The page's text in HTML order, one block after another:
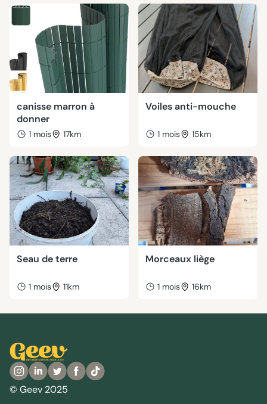
canisse marron à
donner
1 mois 17km
Voiles anti-mouche
1 mois 15km
Seau de terre
1 mois 11km
Morceaux liège
1 mois 16km
© Geev 2025